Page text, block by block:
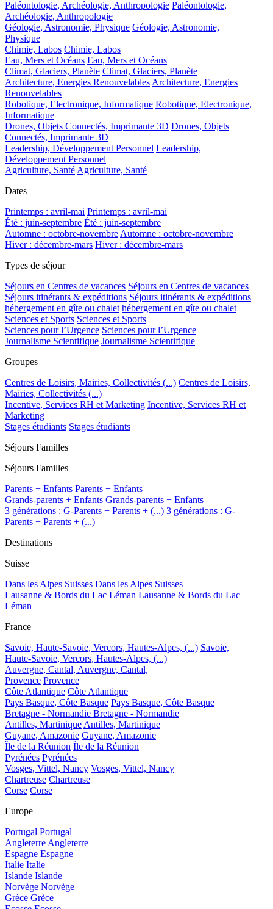
Paléontologie, Archéologie, Anthropologie Paléontologie,
Archéologie, Anthropologie
Géologie, Astronomie, Physique Géologie, Astronomie,
Physique
Chimie, Labos Chimie, Labos
Eau, Mers et Océans Eau, Mers et Océans
Climat, Glaciers, Planète Climat, Glaciers, Planète
Architecture, Energies RenouvelablesArchitecture, Energies
Renouvelables
Robotique, Electronique, Informatique Robotique, Electronique,
Informatique
Drones, Objets Connectés, Imprimante 3D Drones, Objets
Connectés, Imprimante 3D
Leadership, Développement Personnel Leadership,
Développement Personnel
Agriculture, SantéAgriculture, Santé
Dates
Printemps : avril-mai Printemps : avril-mai
Été : juin-septembre Été : juin-septembre
Automne : octobre-novembreAutomne : octobre-novembre
Hiver : décembre-mars Hiver : décembre-mars
Types de séjour
Séjours en Centres de vacances Séjours en Centres de vacances
Séjours itinérants & expéditions Séjours itinérants & expéditions
hébergement en gîte ou chalet hébergement en gîte ou chalet
Sciences et Sports Sciences et Sports
Sciences pour l’Urgence Sciences pour l’Urgence
Journalisme Scientifique Journalisme Scientifique
Groupes
Centres de Loisirs, Mairies, Collectivités (...) Centres de Loisirs,
Mairies, Collectivités (...)
Incentive, Services RH et Marketing Incentive, Services RH et
Marketing
Stages étudiants Stages étudiants
Séjours Familles
Séjours Familles
Parents + Enfants Parents + Enfants
Grands-parents + Enfants Grands-parents + Enfants
3 générations : G-Parents + Parents + (...) 3 générations : G-
Parents + Parents + (...)
Destinations
Suisse
Dans les Alpes Suisses Dans les Alpes Suisses
Lausanne & Bords du Lac Léman Lausanne & Bords du Lac
Léman
France
Savoie, Haute-Savoie, Vercors, Hautes-Alpes, (...) Savoie,
Haute-Savoie, Vercors, Hautes-Alpes, (...)
Auvergne, Cantal, Auvergne, Cantal,
Provence Provence
Côte Atlantique Côte Atlantique
Pays Basque, Côte Basque Pays Basque, Côte Basque
Bretagne - Normandie Bretagne - Normandie
Antilles, MartiniqueAntilles, Martinique
Guyane, Amazonie Guyane, Amazonie
Île de la Réunion Île de la Réunion
Pyrénées Pyrénées
Vosges, Vittel, Nancy Vosges, Vittel, Nancy
Chartreuse Chartreuse
Corse Corse
Europe
Portugal Portugal
AngleterreAngleterre
Espagne Espagne
Italie Italie
Islande Islande
Norvège Norvège
Grèce Grèce